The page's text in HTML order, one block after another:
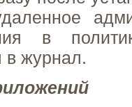
в
в журнал.